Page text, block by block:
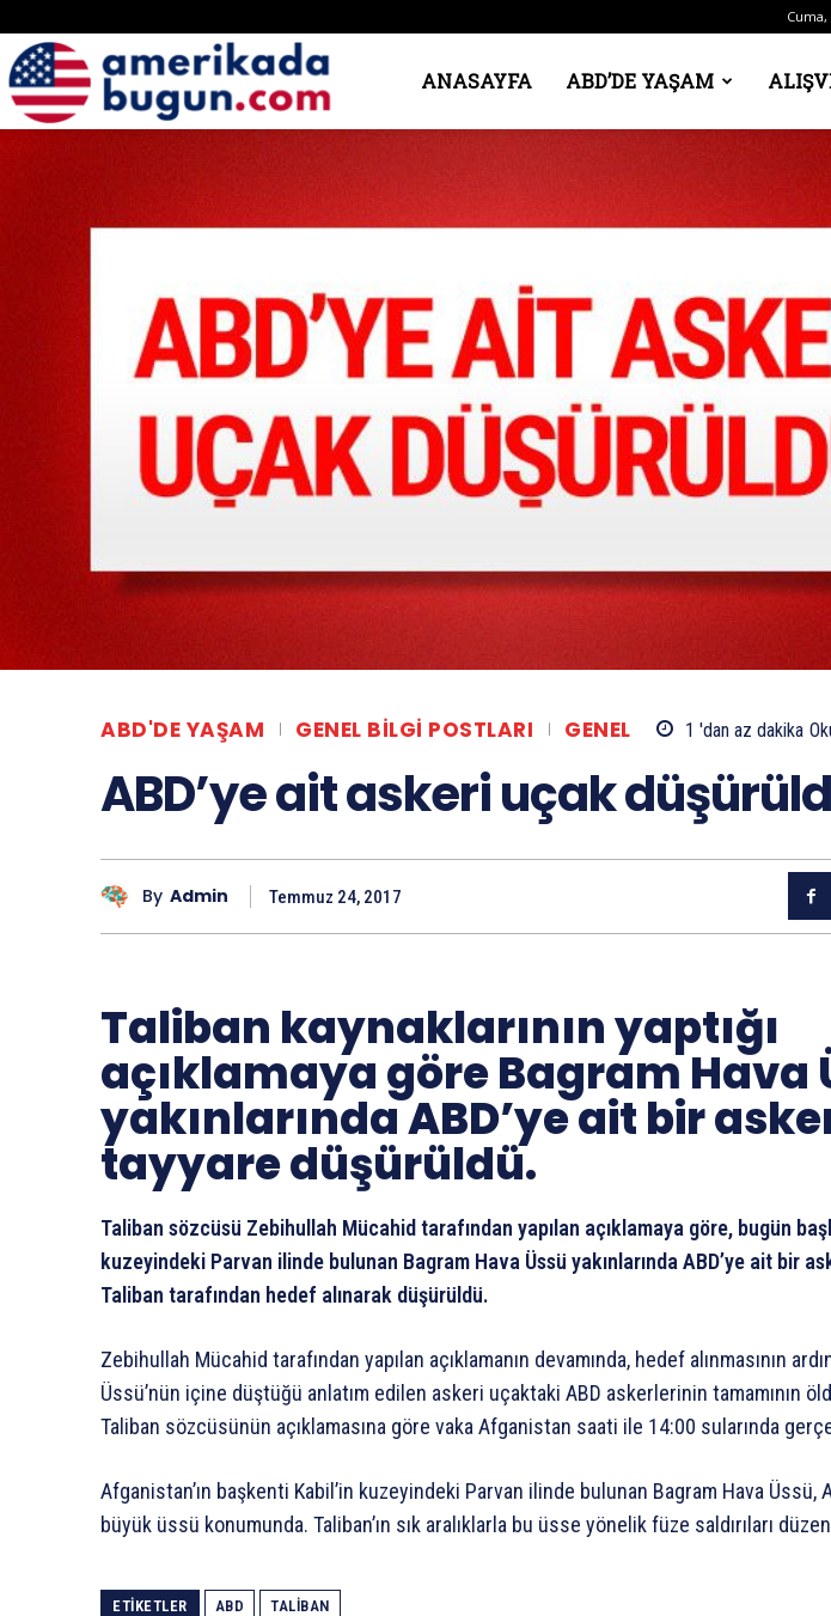
Cuma,
Amerika’daANASAYFA ABD’DE YAŞAM
ABD'DE YAŞAM GENEL BILGI POSTLARI GENEL 1 'dan az dakika
ABD’ye ait askeri uçak
By Admin Temmuz 24, 2017
Taliban kaynaklarının yaptığı
açıklamaya göre Bagram Hava
yakınlarında ABD’ye ait bir
tayyare düşürüldü.
Taliban sözcüsü Zebihullah Mücahid tarafından yapılan açıklamaya göre, bugün
kuzeyindeki Parvan ilinde bulunan Bagram Hava Üssü yakınlarında ABD’ye ait bir
Taliban tarafından hedef alınarak düşürüldü.
Zebihullah Mücahid tarafından yapılan açıklamanın devamında, hedef alınmasının
Üssü’nün içine düştüğü anlatım edilen askeri uçaktaki ABD askerlerinin tamamının
Taliban sözcüsünün açıklamasına göre vaka Afganistan saati ile 14:00 sularında
Afganistan’ın başkenti Kabil’in kuzeyindeki Parvan ilinde bulunan Bagram Hava Üssü,
büyük üssü konumunda. Taliban’ın sık aralıklarla bu üsse yönelik füze saldırıları
ETIKETLER ABD TALIBAN